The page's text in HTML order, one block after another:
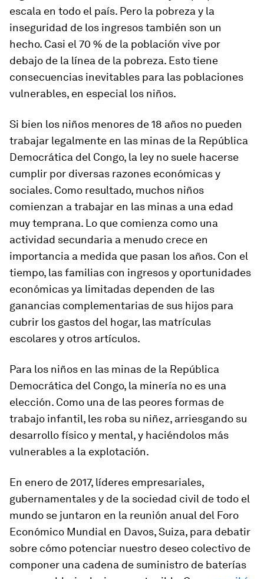
escala en todo el país. Pero la pobreza y la
inseguridad de los ingresos también son un
hecho. Casi el 70 % de la población vive por
debajo de la línea de la pobreza. Esto tiene
consecuencias inevitables para las poblaciones
vulnerables, en especial los niños.
Si bien los niños menores de 18 años no pueden
trabajar legalmente en las minas de la República
Democrática del Congo, la ley no suele hacerse
cumplir por diversas razones económicas y
sociales. Como resultado, muchos niños
comienzan a trabajar en las minas a una edad
muy temprana. Lo que comienza como una
actividad secundaria a menudo crece en
importancia a medida que pasan los años. Con el
tiempo, las familias con ingresos y oportunidades
económicas ya limitadas dependen de las
ganancias complementarias de sus hijos para
cubrir los gastos del hogar, las matrículas
escolares y otros artículos.
Para los niños en las minas de la República
Democrática del Congo, la minería no es una
elección. Como una de las peores formas de
trabajo infantil, les roba su niñez, arriesgando su
desarrollo físico y mental, y haciéndolos más
vulnerables a la explotación.
En enero de 2017, líderes empresariales,
gubernamentales y de la sociedad civil de todo el
mundo se juntaron en la reunión anual del Foro
Económico Mundial en Davos, Suiza, para debatir
sobre cómo potenciar nuestro deseo colectivo de
componer una cadena de suministro de baterías